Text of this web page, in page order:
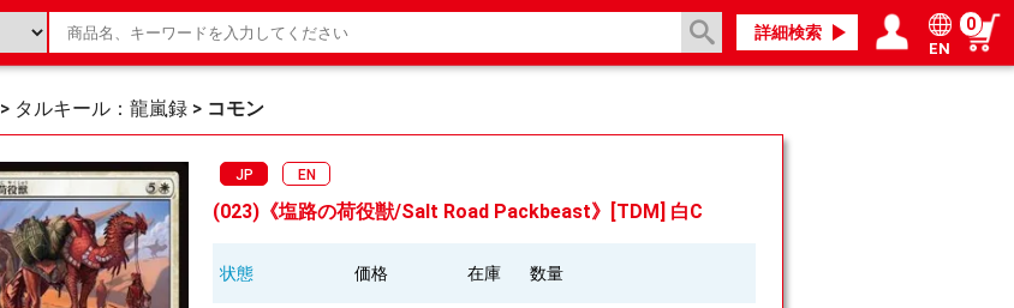
詳細検索
EN
0
> タルキール：龍嵐録 > コモン
JP EN
(023)《塩路の荷役獣/Salt Road Packbeast》[TDM] 白C
状態 価格 在庫 数量